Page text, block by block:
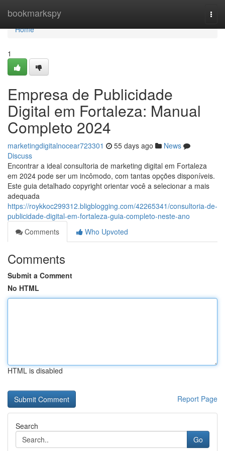
bookmarkspy
Home
Home
1
Empresa de Publicidade
Digital em Fortaleza: Manual
Completo 2024
marketingdigitalnocear723301 55 days ago
News
Discuss
Encontrar a ideal consultoria de marketing digital em Fortaleza
em 2024 pode ser um incômodo, com tantas opções disponíveis.
Este guia detalhado copyright orientar você a selecionar a mais
adequada
https://roykkoc299312.bligblogging.com/42265341/consultoria-de-
publicidade-digital-em-fortaleza-guia-completo-neste-ano
Comments
Who Upvoted
Comments
Submit a Comment
No HTML
HTML is disabled
Report Page
Search
Go